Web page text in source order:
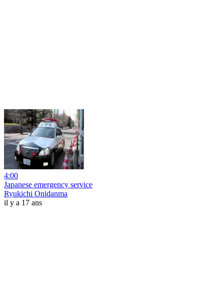
4:00
Japanese emergency service
Ryukichi Onidanma
il y a 17 ans